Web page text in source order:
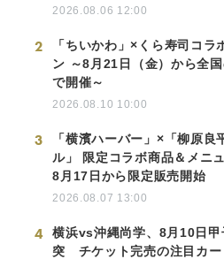
2026.08.06 12:00
2
「ちいかわ」×くら寿司コラ
ン ～8月21日（金）から全
で開催～
2026.08.10 10:00
3
「横濱ハーバー」×「柳原良
ル」 限定コラボ商品＆メニ
8月17日から限定販売開始
2026.08.07 13:00
4
横浜vs沖縄尚学、8月10日甲
突 チケット完売の注目カ